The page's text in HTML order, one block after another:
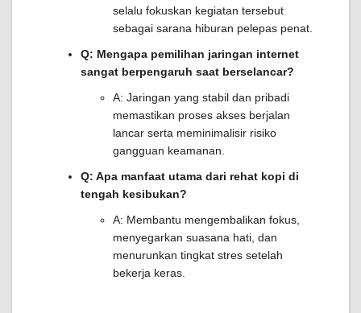
selalu fokuskan kegiatan tersebut
sebagai sarana hiburan pelepas penat.
Q: Mengapa pemilihan jaringan internet
sangat berpengaruh saat berselancar?
A: Jaringan yang stabil dan pribadi
memastikan proses akses berjalan
lancar serta meminimalisir risiko
gangguan keamanan.
Q: Apa manfaat utama dari rehat kopi di
tengah kesibukan?
A: Membantu mengembalikan fokus,
menyegarkan suasana hati, dan
menurunkan tingkat stres setelah
bekerja keras.